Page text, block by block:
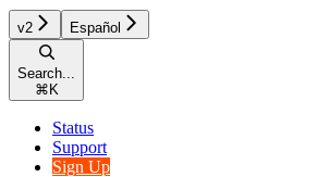
v2 Español
Search...
⌘ K
Status
Support
Sign Up